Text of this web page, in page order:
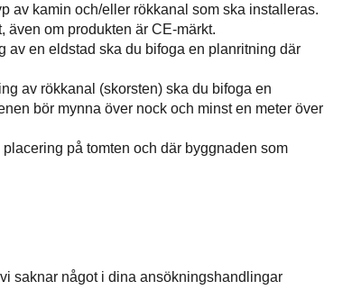
av kamin och/eller rökkanal som ska installeras.
även om produkten är CE-märkt.
av en eldstad ska du bifoga en planritning där
av rökkanal (skorsten) ska du bifoga en
bör mynna över nock och minst en meter över
på tomten och där byggnaden som
saknar något i dina ansökningshandlingar